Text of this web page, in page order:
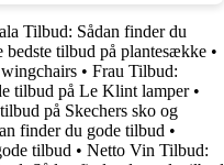
Tilbud: Sådan finder du
bedste tilbud på plantesække •
• Frau Tilbud:
tilbud på Le Klint lamper•
på Skechers sko og
finder du gode tilbud •
tilbud • Netto Vin Tilbud: